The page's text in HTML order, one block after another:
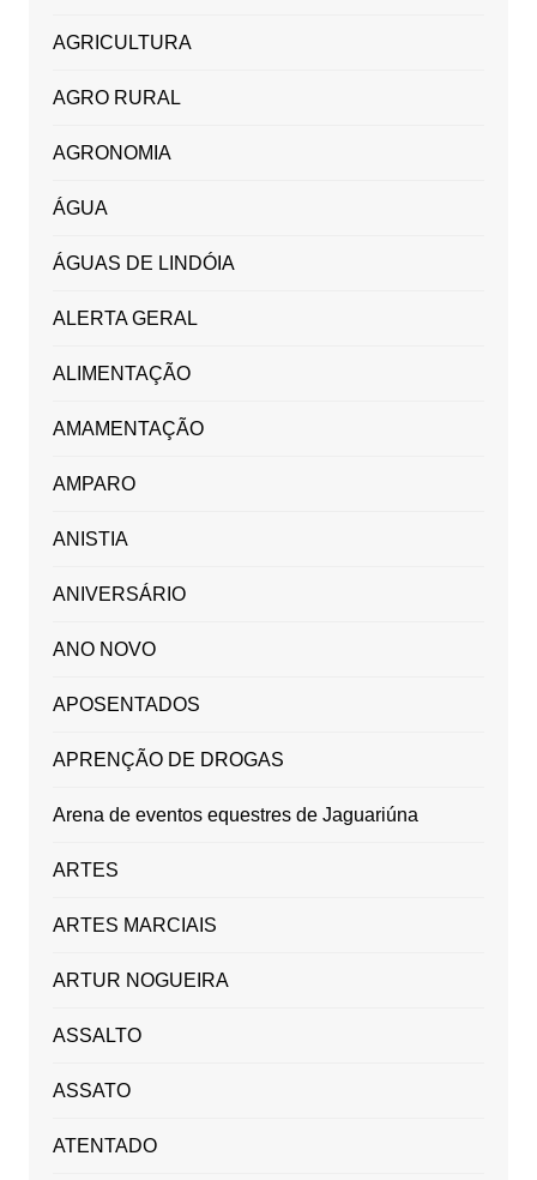
AGRICULTURA
AGRO RURAL
AGRONOMIA
ÁGUA
ÁGUAS DE LINDÓIA
ALERTA GERAL
ALIMENTAÇÃO
AMAMENTAÇÃO
AMPARO
ANISTIA
ANIVERSÁRIO
ANO NOVO
APOSENTADOS
APRENÇÃO DE DROGAS
Arena de eventos equestres de Jaguariúna
ARTES
ARTES MARCIAIS
ARTUR NOGUEIRA
ASSALTO
ASSATO
ATENTADO